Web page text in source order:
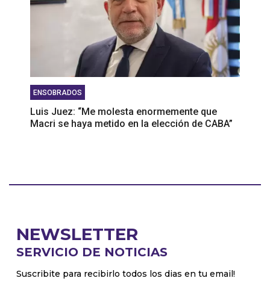
ENSOBRADOS
Luis Juez: “Me molesta enormemente que
Macri se haya metido en la elección de CABA”
NEWSLETTER
SERVICIO DE NOTICIAS
Suscribite para recibirlo todos los dias en tu email!